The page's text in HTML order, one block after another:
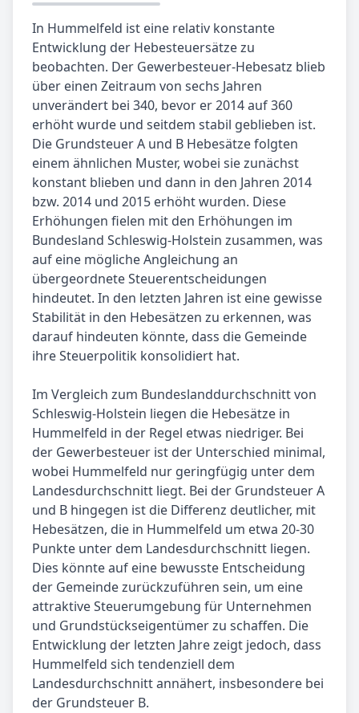
In Hummelfeld ist eine relativ konstante
Entwicklung der Hebesteuersätze zu
beobachten. Der Gewerbesteuer-Hebesatz blieb
über einen Zeitraum von sechs Jahren
unverändert bei 340, bevor er 2014 auf 360
erhöht wurde und seitdem stabil geblieben ist.
Die Grundsteuer A und B Hebesätze folgten
einem ähnlichen Muster, wobei sie zunächst
konstant blieben und dann in den Jahren 2014
bzw. 2014 und 2015 erhöht wurden. Diese
Erhöhungen fielen mit den Erhöhungen im
Bundesland Schleswig-Holstein zusammen, was
auf eine mögliche Angleichung an
übergeordnete Steuerentscheidungen
hindeutet. In den letzten Jahren ist eine gewisse
Stabilität in den Hebesätzen zu erkennen, was
darauf hindeuten könnte, dass die Gemeinde
ihre Steuerpolitik konsolidiert hat.
Im Vergleich zum Bundeslanddurchschnitt von
Schleswig-Holstein liegen die Hebesätze in
Hummelfeld in der Regel etwas niedriger. Bei
der Gewerbesteuer ist der Unterschied minimal,
wobei Hummelfeld nur geringfügig unter dem
Landesdurchschnitt liegt. Bei der Grundsteuer A
und B hingegen ist die Differenz deutlicher, mit
Hebesätzen, die in Hummelfeld um etwa 20-30
Punkte unter dem Landesdurchschnitt liegen.
Dies könnte auf eine bewusste Entscheidung
der Gemeinde zurückzuführen sein, um eine
attraktive Steuerumgebung für Unternehmen
und Grundstückseigentümer zu schaffen. Die
Entwicklung der letzten Jahre zeigt jedoch, dass
Hummelfeld sich tendenziell dem
Landesdurchschnitt annähert, insbesondere bei
der Grundsteuer B.